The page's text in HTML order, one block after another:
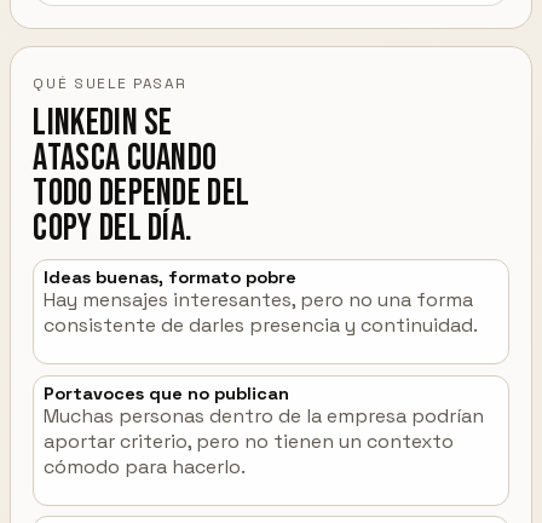
QUÉ SUELE PASAR
LinkedIn se
atasca cuando
todo depende del
copy del día.
Ideas buenas, formato pobre
Hay mensajes interesantes, pero no una forma
consistente de darles presencia y continuidad.
Portavoces que no publican
Muchas personas dentro de la empresa podrían
aportar criterio, pero no tienen un contexto
cómodo para hacerlo.